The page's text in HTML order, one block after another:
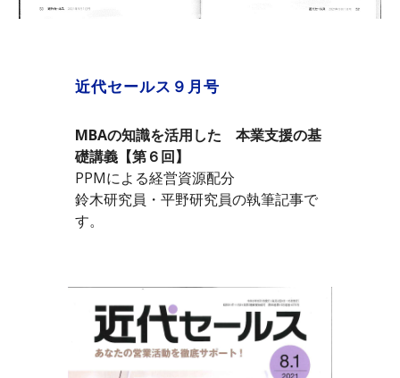
近代セールス９月号
MBAの知識を活用した　本業支援の基
礎講義【第６回】
PPMによる経営資源配分
鈴木研究員・平野研究員の執筆記事で
す。